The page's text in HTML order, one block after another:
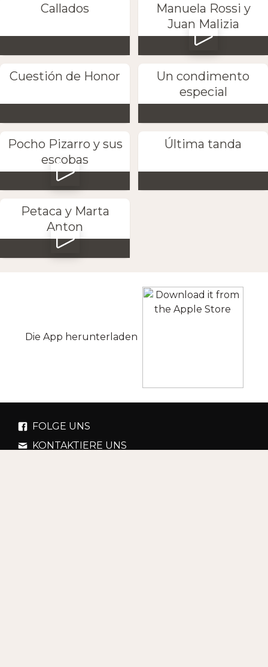
Callados
Manuela Rossi y
Juan Malizia
Cuestión de Honor
Un condimento
especial
Pocho Pizarro y sus
escobas
Última tanda
Petaca y Marta
Anton
Die App herunterladen
FOLGE UNS
KONTAKTIERE UNS